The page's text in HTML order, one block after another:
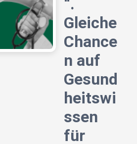
“.
Gleiche
Chance
n auf
Gesund
heitswi
ssen
für